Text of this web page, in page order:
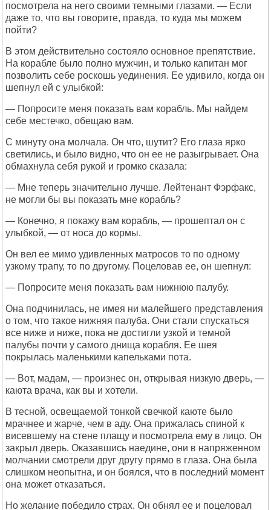
посмотрела на него своими темными глазами. — Если
даже то, что вы говорите, правда, то куда мы можем
пойти?
В этом действительно состояло основное препятствие.
На корабле было полно мужчин, и только капитан мог
позволить себе роскошь уединения. Ее удивило, когда он
шепнул ей с улыбкой:
— Попросите меня показать вам корабль. Мы найдем
себе местечко, обещаю вам.
С минуту она молчала. Он что, шутит? Его глаза ярко
светились, и было видно, что он ее не разыгрывает. Она
обмахнула себя рукой и громко сказала:
— Мне теперь значительно лучше. Лейтенант Фэрфакс,
не могли бы вы показать мне корабль?
— Конечно, я покажу вам корабль, — прошептал он с
улыбкой, — от носа до кормы.
Он вел ее мимо удивленных матросов то по одному
узкому трапу, то по другому. Поцеловав ее, он шепнул:
— Попросите меня показать вам нижнюю палубу.
Она подчинилась, не имея ни малейшего представления
о том, что такое нижняя палуба. Они стали спускаться
все ниже и ниже, пока не достигли узкой и темной
палубы почти у самого днища корабля. Ее шея
покрылась маленькими капельками пота.
— Вот, мадам, — произнес он, открывая низкую дверь, —
каюта врача, как вы и хотели.
В тесной, освещаемой тонкой свечкой каюте было
мрачнее и жарче, чем в аду. Она прижалась спиной к
висевшему на стене плащу и посмотрела ему в лицо. Он
закрыл дверь. Оказавшись наедине, они в напряженном
молчании смотрели друг другу прямо в глаза. Она была
слишком неопытна, и он боялся, что в последний момент
она может отказаться.
Но желание победило страх. Он обнял ее и поцеловал